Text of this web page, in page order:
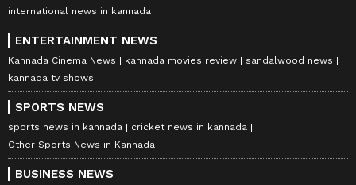
international news in kannada
ENTERTAINMENT NEWS
Kannada Cinema News kannada movies review
sandalwood news
kannada tv shows
SPORTS NEWS
sports news in kannada
cricket news in kannada
Other Sports News in Kannada
BUSINESS NEWS